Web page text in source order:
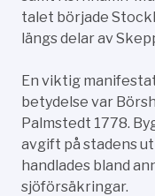
talet började
längs delar av
En viktig
betydelse var
Palmstedt 1778.
avgift på stadens
handlades bland
sjöförsäkringar.